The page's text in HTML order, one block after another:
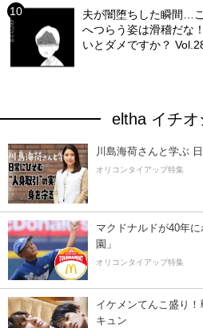
夫が闇堕ちした瞬間…
へつらう姿は滑稽だな
いとダメですか？ Vol.28
eltha イチオ
川島海荷さんと学ぶ
オリコンタイアップ特集
マクドナルドが40年
園」
オリコンタイアップ特集
イケメンてんこ盛り
キュン